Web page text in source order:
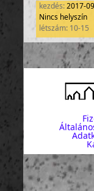
kezdés:2017-
Nincs helyszín
létszám: 10-15